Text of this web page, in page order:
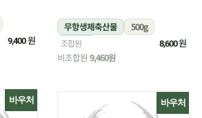
9,400원
무항생제축산물
500g
냉장
조합원 8,600원
비조합원 9,460원
바우처 바우처